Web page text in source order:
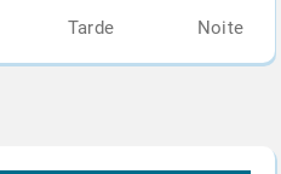
Tarde Noite